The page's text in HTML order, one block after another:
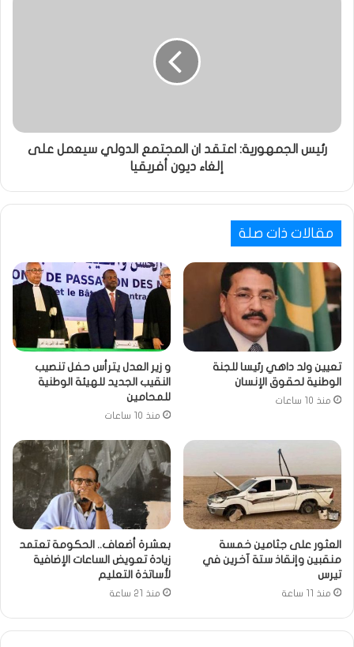
رئيس الجمهورية: اعتقد ان المجتمع الدولي سيعمل على
إلغاء ديون أفريقيا
مقالات ذات صلة
تعيين ولد داهي رئيسا للجنة
الوطنية لحقوق الإنسان
منذ 10 ساعات
و زير العدل يترأس حفل تنصيب
النقيب الجديد للهيئة الوطنية
للمحامين
منذ 10 ساعات
العثور على جثامين خمسة
منقبين وإنقاذ ستة آخرين في
تيرس
منذ 11 ساعة
بعشرة أضعاف.. الحكومة تعتمد
زيادة تعويض الساعات الإضافية
لأساتذة التعليم
منذ 21 ساعة